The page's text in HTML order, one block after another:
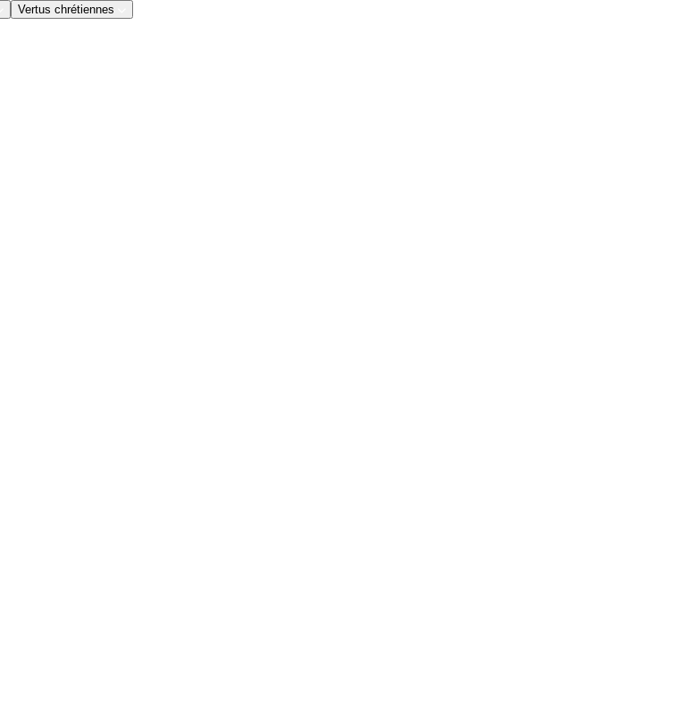
Vertus chrétiennes